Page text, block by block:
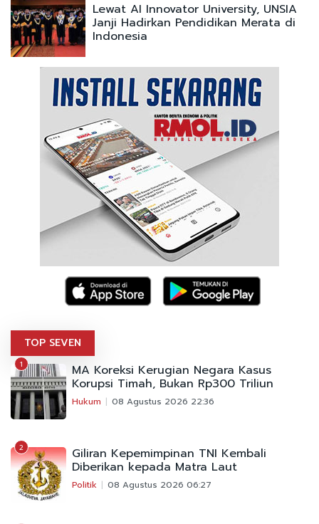
Lewat AI Innovator University, UNSIA
Janji Hadirkan Pendidikan Merata di
Indonesia
TOP SEVEN
1 MA Koreksi Kerugian Negara Kasus
Korupsi Timah, Bukan Rp300 Triliun
Hukum 08 Agustus 2026 22:36
2 Giliran Kepemimpinan TNI Kembali
Diberikan kepada Matra Laut
Politik 08 Agustus 2026 06:27